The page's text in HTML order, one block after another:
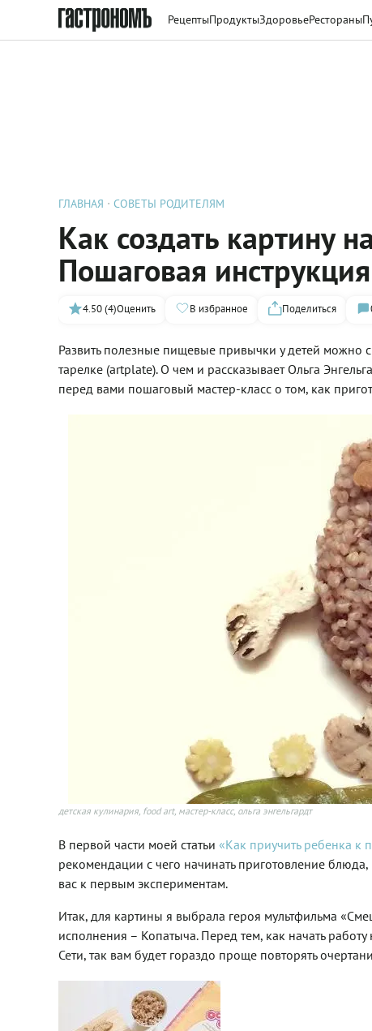
РецептыПродуктыЗдоровьеРестораны
ГЛАВНАЯ СОВЕТЫ РОДИТЕЛЯМ
Как создать картину
Пошаговая инструкция
4.50 (4)Оценить В избранное Поделиться
Развить полезные пищевые привычки у детей можно
тарелке (artplate). О чем и рассказывает Ольга
перед вами пошаговый мастер-класс о том, как
детская кулинария, food art, мастер-класс, ольга энгельгардт
В первой части моей статьи «Как приучить ребенка к
рекомендации с чего начинать приготовление
вас к первым экспериментам.
Итак, для картины я выбрала героя мультфильма
исполнения – Копатыча. Перед тем, как начать
Сети, так вам будет гораздо проще повторять